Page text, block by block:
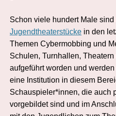
Schon viele hundert Male sind
Jugendtheaterstücke in den
Themen Cybermobbing und
Schulen, Turnhallen,
aufgeführt worden und
eine Institution in diesem
Schauspieler*innen, die auch
vorgebildet sind und im